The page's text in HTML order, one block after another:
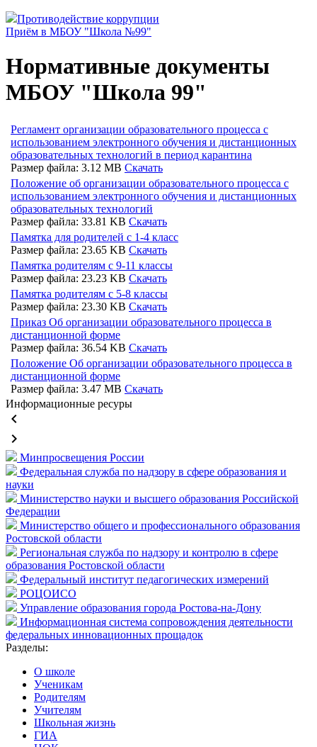
Противодействие коррупции
Приём в МБОУ "Школа №99"
Нормативные документы
МБОУ "Школа 99"
Регламент организации образовательного процесса с
использованием электронного обучения и дистанционных
образовательных технологий в период карантина
Размер файла: 3.12 MB Скачать
Положение об организации образовательного процесса с
использованием электронного обучения и дистанционных
образовательных технологий
Размер файла: 33.81 KB Скачать
Памятка для родителей с 1-4 класс
Размер файла: 23.65 KB Скачать
Памятка родителям с 9-11 классы
Размер файла: 23.23 KB Скачать
Памятка родителям с 5-8 классы
Размер файла: 23.30 KB Скачать
Приказ Об организации образовательного процесса в
дистанционной форме
Размер файла: 36.54 KB Скачать
Положение Об организации образовательного процесса в
дистанционной форме
Размер файла: 3.47 MB Скачать
Информационные ресуры
keyboard_arrow_left
keyboard_arrow_right
Минпросвещения России
Федеральная служба по надзору в сфере образования и
науки
Министерство науки и высшего образования Российской
Федерации
Министерство общего и профессионального образования
Ростовской области
Региональная служба по надзору и контролю в сфере
образования Ростовской области
Федеральный институт педагогических измерений
РОЦОИСО
Управление образования города Ростова-на-Дону
Информационная система сопровождения деятельности
федеральных инновационных прощадок
Разделы:
О школе
Ученикам
Родителям
Учителям
Школьная жизнь
ГИА